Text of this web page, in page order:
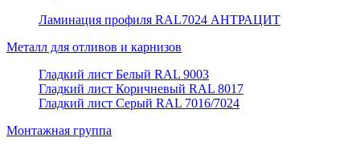
Ламинация профиля RAL7024 АНТРАЦИТ
Металл для отливов и карнизов
Гладкий лист Белый RAL 9003
Гладкий лист Коричневый RAL 8017
Гладкий лист Серый RAL 7016/7024
Монтажная группа